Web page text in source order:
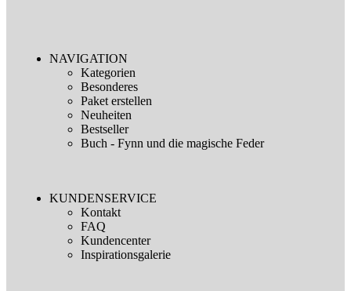
NAVIGATION
Kategorien
Besonderes
Paket erstellen
Neuheiten
Bestseller
Buch - Fynn und die magische Feder
KUNDENSERVICE
Kontakt
FAQ
Kundencenter
Inspirationsgalerie